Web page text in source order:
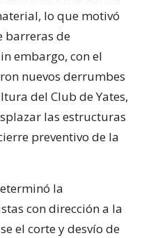
lo que motivó
barreras de
embargo, con el
nuevos derrumbes
del Club de Yates,
las estructuras
preventivo de la
la
con dirección a la
el corte y desvío de